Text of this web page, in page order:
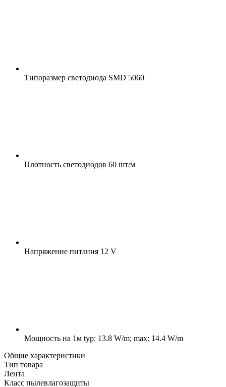
Типоразмер светодиода SMD 5060
Плотность светодиодов 60 шт/м
Напряжение питания 12 V
Мощность на 1м typ: 13.8 W/m; max: 14.4 W/m
Общие характеристики
Тип товара
Лента
Класс пылевлагозащиты